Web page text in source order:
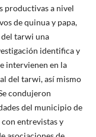
productivas a nivel
de quinua y papa,
del tarwi una
identifica y
intervienen en la
del tarwi, así mismo
condujeron
del municipio de
entrevistas y